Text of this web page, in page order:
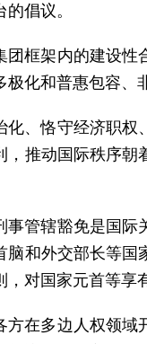
倡议。
团框架内的建设
极化和普惠包容
化、恪守经济职
推动国际秩序
事管辖豁免是国
脑和外交部长等
，对国家元首等
方在多边人权领